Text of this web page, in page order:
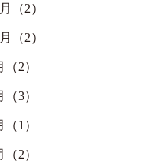
（2）
（2）
2）
3）
1）
2）